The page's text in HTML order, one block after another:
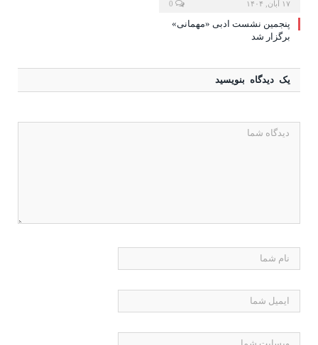
۱۷ آبان, ۱۴۰۴
پنجمین نشست ادبی «مهمانی»
برگزار شد
یک دیدگاه بنویسید